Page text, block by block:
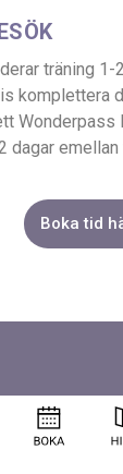
träning 1-
komplettera
Wonderpass
dagar
Boka tid